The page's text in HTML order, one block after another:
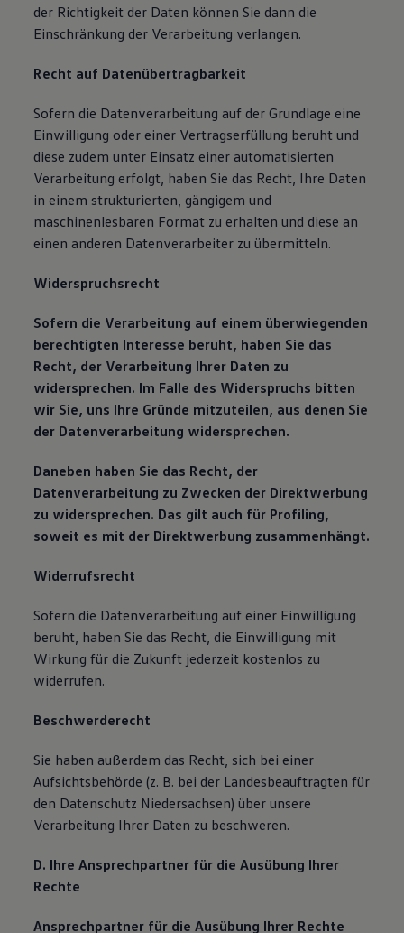
der Richtigkeit der Daten können Sie dann die
Einschränkung der Verarbeitung verlangen.
Recht auf Datenübertragbarkeit
Sofern die Datenverarbeitung auf der Grundlage eine
Einwilligung oder einer Vertragserfüllung beruht und
diese zudem unter Einsatz einer automatisierten
Verarbeitung erfolgt, haben Sie das Recht, Ihre Daten
in einem strukturierten, gängigem und
maschinenlesbaren Format zu erhalten und diese an
einen anderen Datenverarbeiter zu übermitteln.
Widerspruchsrecht
Sofern die Verarbeitung auf einem überwiegenden
berechtigten Interesse beruht, haben Sie das
Recht, der Verarbeitung Ihrer Daten zu
widersprechen. Im Falle des Widerspruchs bitten
wir Sie, uns Ihre Gründe mitzuteilen, aus denen Sie
der Datenverarbeitung widersprechen.
Daneben haben Sie das Recht, der
Datenverarbeitung zu Zwecken der Direktwerbung
zu widersprechen. Das gilt auch für Profiling,
soweit es mit der Direktwerbung zusammenhängt.
Widerrufsrecht
Sofern die Datenverarbeitung auf einer Einwilligung
beruht, haben Sie das Recht, die Einwilligung mit
Wirkung für die Zukunft jederzeit kostenlos zu
widerrufen.
Beschwerderecht
Sie haben außerdem das Recht, sich bei einer
Aufsichtsbehörde (z. B. bei der Landesbeauftragten für
den Datenschutz Niedersachsen) über unsere
Verarbeitung Ihrer Daten zu beschweren.
D. Ihre Ansprechpartner für die Ausübung Ihrer
Rechte
Ansprechpartner für die Ausübung Ihrer Rechte